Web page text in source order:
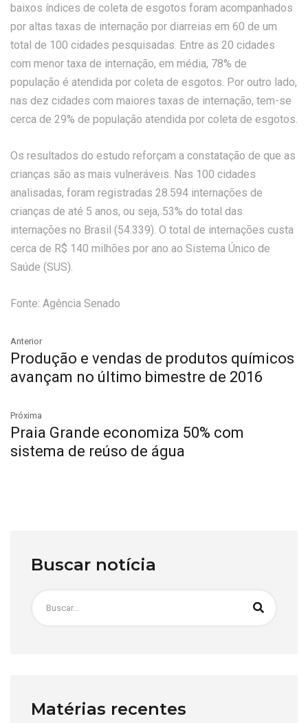
baixos índices de coleta de esgotos foram acompanhados
por altas taxas de internação por diarreias em 60 de um
total de 100 cidades pesquisadas. Entre as 20 cidades
com menor taxa de internação, em média, 78% de
população é atendida por coleta de esgotos. Por outro lado,
nas dez cidades com maiores taxas de internação, tem-se
cerca de 29% de população atendida por coleta de esgotos.
Os resultados do estudo reforçam a constatação de que as
crianças são as mais vulneráveis. Nas 100 cidades
analisadas, foram registradas 28.594 internações de
crianças de até 5 anos, ou seja, 53% do total das
internações no Brasil (54.339). O total de internações custa
cerca de R$ 140 milhões por ano ao Sistema Único de
Saúde (SUS).
Fonte: Agência Senado
Anterior
Produção e vendas de produtos químicos
avançam no último bimestre de 2016
Próxima
Praia Grande economiza 50% com
sistema de reúso de água
Buscar notícia
Matérias recentes